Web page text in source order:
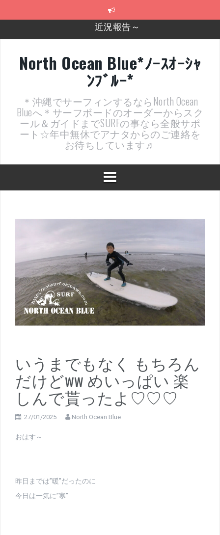
2026年明けました〜
近況報告ww
ヤッチマッターーーー！！！
支部長就任報告と支部予選・検定開催決定！
近況報告～
North Ocean Blue*ﾉｰｽｵｰｼｬ
ﾝﾌﾞﾙｰ*
＊沖縄でサーフィンするならNorth Ocean
Blueへ＊サーフボードのオーダーからスク
ール＆ガイドまでSURFの事なら全般サポ
ート☆年中無休でアナタからのご連絡を
お待ちしています♬
いうまでもなく もちろん
だけどww めいっぱい 楽
しんで貰ったよ♡♡♡
27/01/2025 North Ocean Blue
おはす～
昨日までは”暖”だったのに
今日は一気に”寒”